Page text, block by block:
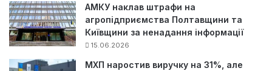
АМКУ наклав штрафи на
агропідприємства Полтавщини та
Київщини за ненадання інформації
15.06.2026
МХП наростив виручку на 31%, але